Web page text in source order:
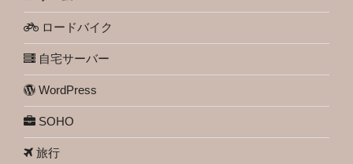
ロードバイク
自宅サーバー
WordPress
SOHO
旅行